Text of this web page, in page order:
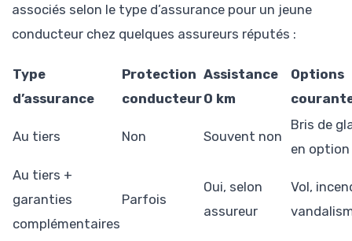
associés selon le type d’assurance pour un jeune
conducteur chez quelques assureurs réputés :
Type
d’assurance
Protection
conducteur
Assistance
0 km
Options
Au tiers Non Souvent non
Bris de
en option
Au tiers +
garanties
complémentaires
Parfois
Oui, selon
assureur
Vol,